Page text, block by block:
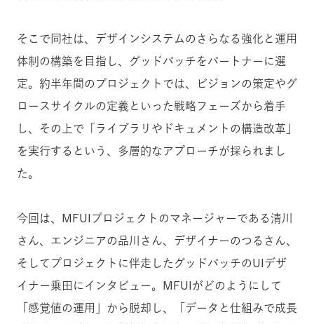
そこで同社は、デザインシステムのさらなる強化と運用
体制の構築を目指し、グッドパッチをパートナーに選
定。約半年間のプロジェクトでは、ビジョンの策定やグ
ロースサイクルの定義といった戦略フェーズから着手
し、その上で「ライブラリやドキュメントの構造改革」
を実行するという、多層的なアプローチが採られまし
た。
今回は、MFUIプロジェクトのマネージャーである清川
さん、エンジニアの品川さん、デザイナーのつるさん、
そしてプロジェクトに伴走したグッドパッチのUIデザ
イナー乗田にインタビュー。MFUIがどのようにして
「感覚値の運用」から脱却し、「データと仕組みで成長